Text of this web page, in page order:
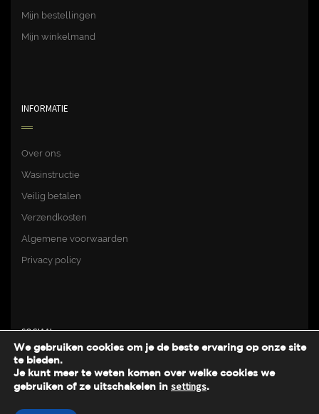
Mijn bestellingen
Mijn winkelmand
INFORMATIE
Over ons
Wasinstructie
Veilig betalen
Verzendkosten
Algemene voorwaarden
Privacy policy
SOCIAAL
Facebook
We gebruiken cookies om je de beste ervaring op onze site
te bieden.
Je kunt meer te weten komen over welke cookies we
gebruiken of ze uitschakelen in settings.